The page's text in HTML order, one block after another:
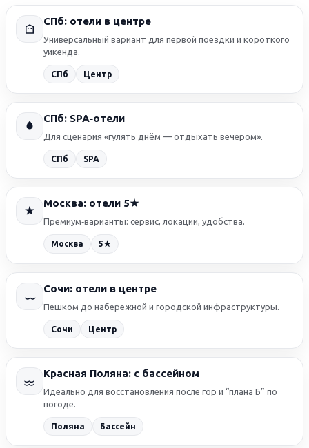
СПб: отели в центре
Универсальный вариант для первой поездки и короткого
уикенда.
СПб Центр
СПб: SPA‑отели
Для сценария «гулять днём — отдыхать вечером».
СПб SPA
Москва: отели 5★
Премиум‑варианты: сервис, локации, удобства.
Москва 5★
Сочи: отели в центре
Пешком до набережной и городской инфраструктуры.
Сочи Центр
Красная Поляна: с бассейном
Идеально для восстановления после гор и “плана Б” по
погоде.
Поляна Бассейн